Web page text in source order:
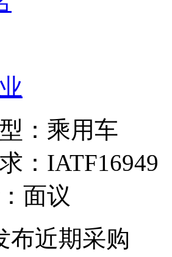
： 乘用车
： IATF16949
面议
布近期采购